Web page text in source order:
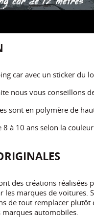
car avec un sticker du
nous vous conseillons
sont en polymère de
8 à 10 ans selon la
des créations réalisées
les marques de voitures.
de tout remplacer plutôt
marques automobiles.